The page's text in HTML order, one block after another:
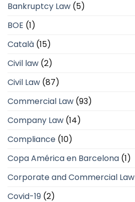
Bankruptcy Law (5)
BOE (1)
Català (15)
Civil law (2)
Civil Law (87)
Commercial Law (93)
Company Law (14)
Compliance (10)
Copa América en Barcelona (1)
Corporate and Commercial Law
Covid-19 (2)